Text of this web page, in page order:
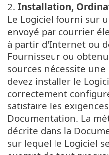
2. Installation,
Le Logiciel fourni sur
envoyé par courrier
à partir d'Internet ou
Fournisseur ou
sources nécessite
devez installer le
correctement
satisfaire les
Documentation. La
décrite dans la
sur lequel le Logiciel